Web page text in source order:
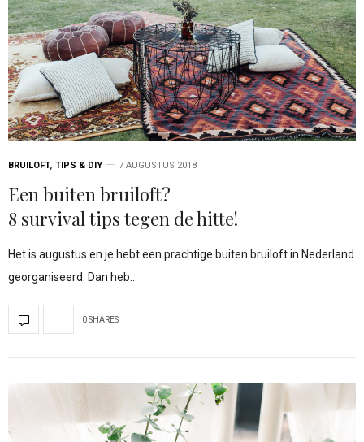
BRUILOFT, TIPS & DIY 7 AUGUSTUS 2018
Een buiten bruiloft?
8 survival tips tegen de hitte!
Het is augustus en je hebt een prachtige buiten bruiloft in Nederland
georganiseerd. Dan heb…
0 SHARES